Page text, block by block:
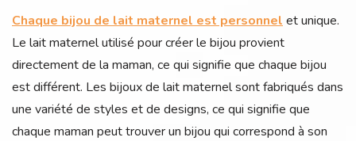
Chaque bijou de lait maternel est personnel et unique.
Le lait maternel utilisé pour créer le bijou provient
directement de la maman, ce qui signifie que chaque bijou
est différent. Les bijoux de lait maternel sont fabriqués dans
une variété de styles et de designs, ce qui signifie que
chaque maman peut trouver un bijou qui correspond à son